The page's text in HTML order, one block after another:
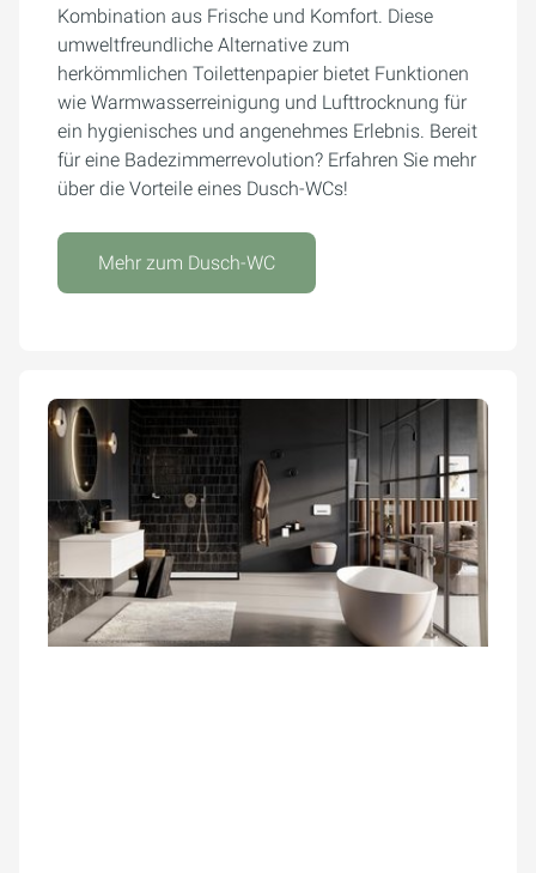
Kombination aus Frische und Komfort. Diese
umweltfreundliche Alternative zum
herkömmlichen Toilettenpapier bietet Funktionen
wie Warmwasserreinigung und Lufttrocknung für
ein hygienisches und angenehmes Erlebnis. Bereit
für eine Badezimmerrevolution? Erfahren Sie mehr
über die Vorteile eines Dusch-WCs!
Mehr zum Dusch-WC